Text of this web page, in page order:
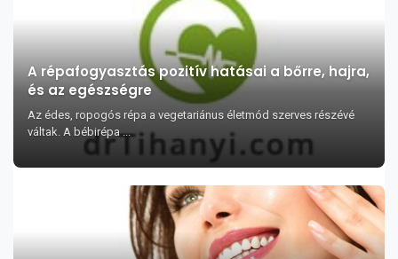
A répafogyasztás pozitív hatásai a bőrre, hajra,
és az egészségre
Az édes, ropogós répa a vegetariánus életmód szerves részévé
váltak. A bébirépa ...